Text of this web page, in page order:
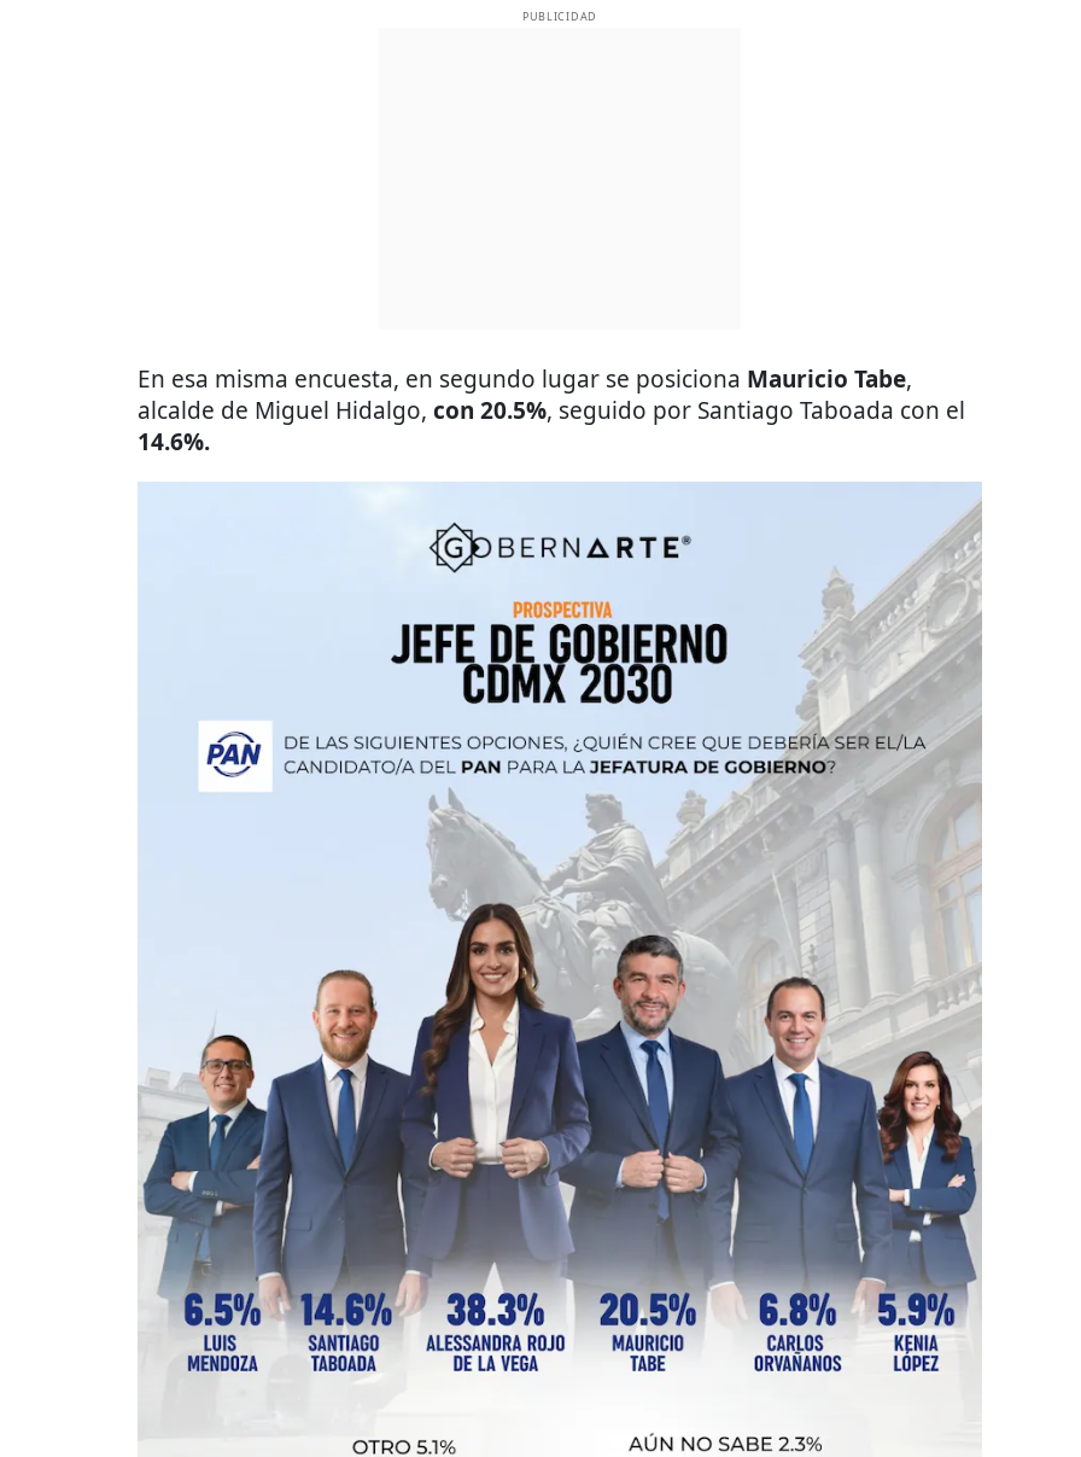
PUBLICIDAD
En esa misma encuesta, en segundo lugar se posiciona Mauricio Tabe,
alcalde de Miguel Hidalgo, con 20.5%, seguido por Santiago Taboada con el
14.6%.